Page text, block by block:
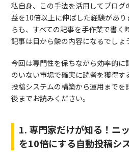
私自身、この手法を活用してブログ
益を10倍以上に伸ばした経験があ
らも、すべての記事を手作業で書く
記事は目から鱗の内容になるでしょ
今回は専門性を保ちながら効率的
のいない市場で確実に読者を獲得
投稿システムの構築から運用までを
後までお読みください。
1. 専門家だけが知る！ニ
を10倍にする自動投稿シ